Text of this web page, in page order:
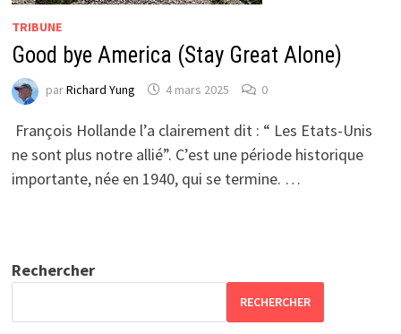
TRIBUNE
Good bye America (Stay Great Alone)
parRichard Yung 4 mars 2025 0
François Hollande l’a clairement dit : “ Les Etats-Unis
ne sont plus notre allié”. C’est une période historique
importante, née en 1940, qui se termine. …
Rechercher
RECHERCHER